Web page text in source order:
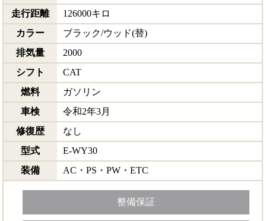
走行距離
126000キロ
カラー
ブラック/ウッド(替)
排気量
2000
シフト
CAT
燃料
ガソリン
車検
令和2年3月
修復歴
なし
型式
E-WY30
装備
AC・PS・PW・ETC
整備保証